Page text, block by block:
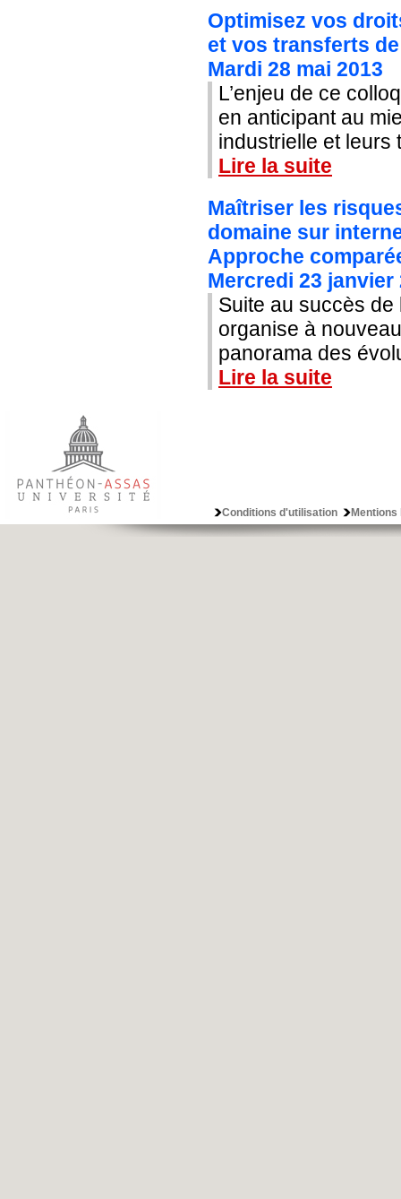
Optimisez vos
et vos transferts
Mardi 28 mai 2013
L’enjeu de ce
en anticipant au
industrielle et leurs
Lire la suite
Maîtriser les
domaine sur
Approche
Mercredi 23 janvier
Suite au succès
organise à
panorama des
Lire la suite
Conditions d'utilisation Mentions